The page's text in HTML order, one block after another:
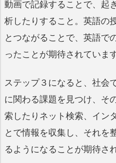
動画で記録することで、起
析したりすること。英語の
とつながることで、英語で
ったことが期待されています
ステップ３になると、社会
に関わる課題を見つけ、そ
索したりネット検索、イン
とで情報を収集し、それを
るようになることが期待さ